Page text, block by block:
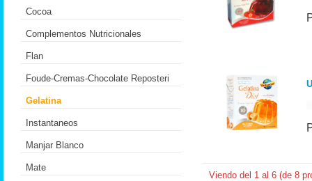
Viendo del 1 al 6 (de 8
Cocoa
Complementos Nutricionales
Flan
Foude-Cremas-Chocolate Reposteri
Gelatina
Instantaneos
Manjar Blanco
Mate